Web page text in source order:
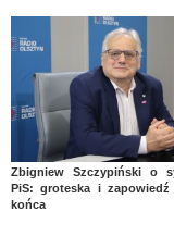
Zbigniew Szczypiński o
PiS: groteska i zapowiedź
końca